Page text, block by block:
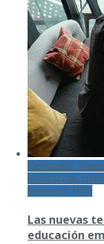
Desarrollo,
innovación,
Software, Web
Las nuevas
educación